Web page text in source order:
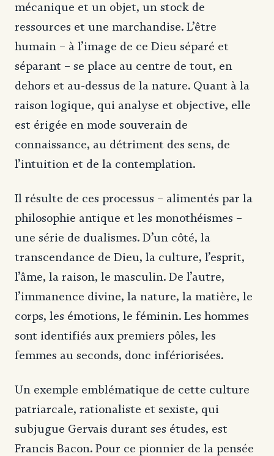
mécanique et un objet, un stock de
ressources et une marchandise. L’être
humain – à l’image de ce Dieu séparé et
séparant – se place au centre de tout, en
dehors et au-dessus de la nature. Quant à la
raison logique, qui analyse et objective, elle
est érigée en mode souverain de
connaissance, au détriment des sens, de
l’intuition et de la contemplation.
Il résulte de ces processus – alimentés par la
philosophie antique et les monothéismes –
une série de dualismes. D’un côté, la
transcendance de Dieu, la culture, l’esprit,
l’âme, la raison, le masculin. De l’autre,
l’immanence divine, la nature, la matière, le
corps, les émotions, le féminin. Les hommes
sont identifiés aux premiers pôles, les
femmes au seconds, donc infériorisées.
Un exemple emblématique de cette culture
patriarcale, rationaliste et sexiste, qui
subjugue Gervais durant ses études, est
Francis Bacon. Pour ce pionnier de la pensée